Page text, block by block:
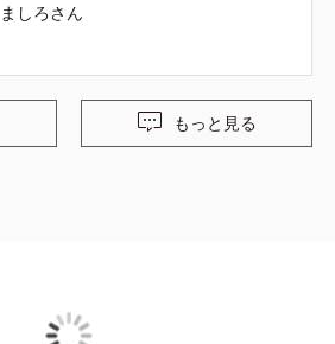
ましろさん
もっと見る